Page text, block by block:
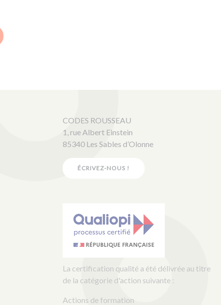
CODES ROUSSEAU
1, rue Albert Einstein
85340 Les Sables d’Olonne
ÉCRIVEZ-NOUS !
La certification qualité a été délivrée au titre
de la catégorie d'action suivante :
Actions de formation